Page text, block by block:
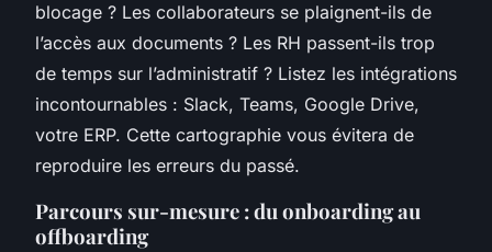
blocage ? Les collaborateurs se plaignent-ils de
l’accès aux documents ? Les RH passent-ils trop
de temps sur l’administratif ? Listez les intégrations
incontournables : Slack, Teams, Google Drive,
votre ERP. Cette cartographie vous évitera de
reproduire les erreurs du passé.
Parcours sur-mesure : du onboarding au
offboarding